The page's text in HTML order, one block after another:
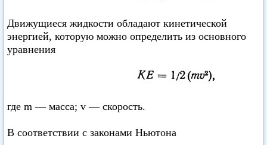
Движущиеся жидкости обладают кинетической
энергией, которую можно определить из основного
уравнения
где m — масса; v — скорость.
В соответствии с законами Ньютона